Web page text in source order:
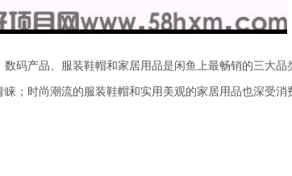
码产品、服装鞋帽和家居用品是闲鱼上最畅销的三大品
；时尚潮流的服装鞋帽和实用美观的家居用品也深受消